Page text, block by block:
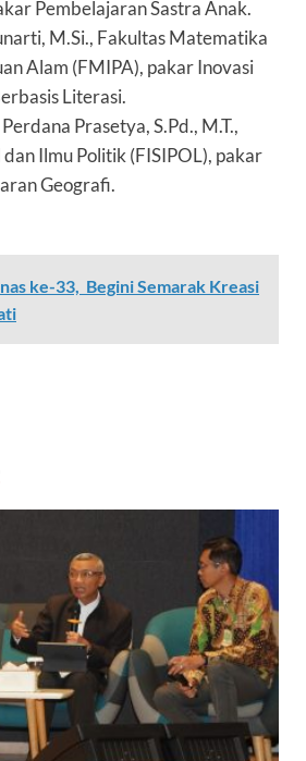
Pembelajaran Sastra Anak.
M.Si., Fakultas Matematika
Alam (FMIPA), pakar Inovasi
Literasi.
Prasetya, S.Pd., M.T.,
Ilmu Politik (FISIPOL), pakar
Geografi.
ke-33, Begini Semarak Kreasi